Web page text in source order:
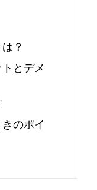
？
とデメ
のポイ